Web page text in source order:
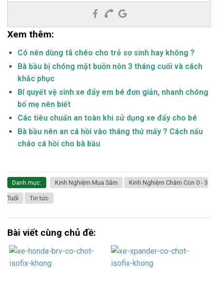
Xem thêm:
Có nên dùng tã chéo cho trẻ sơ sinh hay không ?
Bà bầu bị chóng mặt buồn nôn 3 tháng cuối và cách
khắc phục
Bí quyết vệ sinh xe đẩy em bé đơn giản, nhanh chóng
bố mẹ nên biết
Các tiêu chuẩn an toàn khi sử dụng xe đẩy cho bé
Bà bầu nên an cá hồi vào tháng thứ mấy ? Cách nấu
cháo cá hồi cho bà bầu
Danh mục: Kinh Nghiệm Mua Sắm Kinh Nghiệm Chăm Con 0 - 3
Tuổi Tin tức
Bài viết cùng chủ đề: